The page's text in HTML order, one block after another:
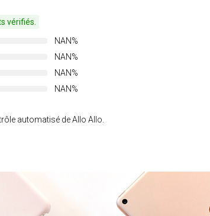
vérifiés.
NAN%
NAN%
NAN%
NAN%
automatisé de Allo Allo.